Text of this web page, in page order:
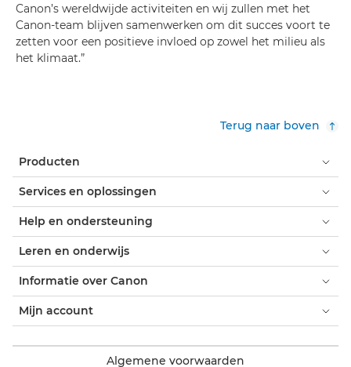
Canon’s wereldwijde activiteiten en wij zullen met het
Canon-team blijven samenwerken om dit succes voort te
zetten voor een positieve invloed op zowel het milieu als
het klimaat.”
Terug naar boven
Producten
Services en oplossingen
Help en ondersteuning
Leren en onderwijs
Informatie over Canon
Mijn account
Algemene voorwaarden